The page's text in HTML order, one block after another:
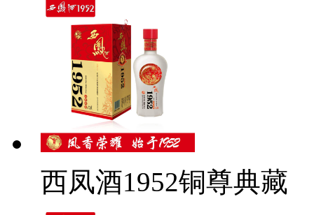
西凤酒1952铜尊典藏